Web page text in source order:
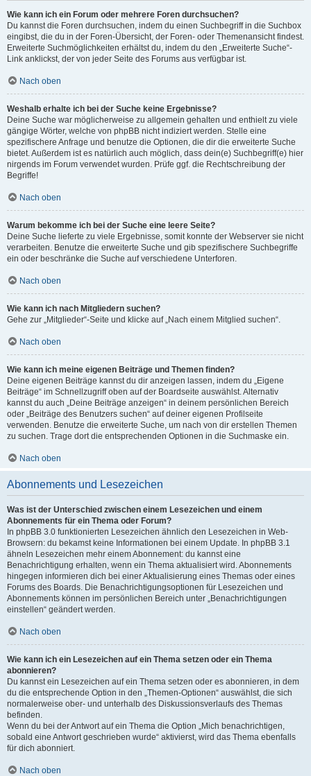
Wie kann ich ein Forum oder mehrere Foren durchsuchen?
Du kannst die Foren durchsuchen, indem du einen Suchbegriff in die Suchbox
eingibst, die du in der Foren-Übersicht, der Foren- oder Themenansicht findest.
Erweiterte Suchmöglichkeiten erhältst du, indem du den „Erweiterte Suche“-
Link anklickst, der von jeder Seite des Forums aus verfügbar ist.
Nach oben
Weshalb erhalte ich bei der Suche keine Ergebnisse?
Deine Suche war möglicherweise zu allgemein gehalten und enthielt zu viele
gängige Wörter, welche von phpBB nicht indiziert werden. Stelle eine
spezifischere Anfrage und benutze die Optionen, die dir die erweiterte Suche
bietet. Außerdem ist es natürlich auch möglich, dass dein(e) Suchbegriff(e) hier
nirgends im Forum verwendet wurden. Prüfe ggf. die Rechtschreibung der
Begriffe!
Nach oben
Warum bekomme ich bei der Suche eine leere Seite?
Deine Suche lieferte zu viele Ergebnisse, somit konnte der Webserver sie nicht
verarbeiten. Benutze die erweiterte Suche und gib spezifischere Suchbegriffe
ein oder beschränke die Suche auf verschiedene Unterforen.
Nach oben
Wie kann ich nach Mitgliedern suchen?
Gehe zur „Mitglieder“-Seite und klicke auf „Nach einem Mitglied suchen“.
Nach oben
Wie kann ich meine eigenen Beiträge und Themen finden?
Deine eigenen Beiträge kannst du dir anzeigen lassen, indem du „Eigene
Beiträge“ im Schnellzugriff oben auf der Boardseite auswählst. Alternativ
kannst du auch „Deine Beiträge anzeigen“ in deinem persönlichen Bereich
oder „Beiträge des Benutzers suchen“ auf deiner eigenen Profilseite
verwenden. Benutze die erweiterte Suche, um nach von dir erstellen Themen
zu suchen. Trage dort die entsprechenden Optionen in die Suchmaske ein.
Nach oben
Abonnements und Lesezeichen
Was ist der Unterschied zwischen einem Lesezeichen und einem
Abonnements für ein Thema oder Forum?
In phpBB 3.0 funktionierten Lesezeichen ähnlich den Lesezeichen in Web-
Browsern: du bekamst keine Informationen bei einem Update. In phpBB 3.1
ähneln Lesezeichen mehr einem Abonnement: du kannst eine
Benachrichtigung erhalten, wenn ein Thema aktualisiert wird. Abonnements
hingegen informieren dich bei einer Aktualisierung eines Themas oder eines
Forums des Boards. Die Benachrichtigungsoptionen für Lesezeichen und
Abonnements können im persönlichen Bereich unter „Benachrichtigungen
einstellen“ geändert werden.
Nach oben
Wie kann ich ein Lesezeichen auf ein Thema setzen oder ein Thema
abonnieren?
Du kannst ein Lesezeichen auf ein Thema setzen oder es abonnieren, in dem
du die entsprechende Option in den „Themen-Optionen“ auswählst, die sich
normalerweise ober- und unterhalb des Diskussionsverlaufs des Themas
befinden.
Wenn du bei der Antwort auf ein Thema die Option „Mich benachrichtigen,
sobald eine Antwort geschrieben wurde“ aktivierst, wird das Thema ebenfalls
für dich abonniert.
Nach oben